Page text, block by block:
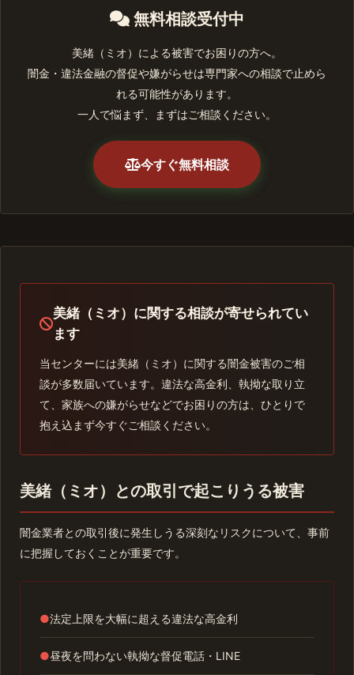
無料相談受付中
美緒（ミオ）による被害でお困りの方へ。
闇金・違法金融の督促や嫌がらせは専門家への相談で止めら
れる可能性があります。
一人で悩まず、まずはご相談ください。
今すぐ無料相談
美緒（ミオ）に関する相談が寄せられてい
ます
当センターには美緒（ミオ）に関する闇金被害のご相
談が多数届いています。違法な高金利、執拗な取り立
て、家族への嫌がらせなどでお困りの方は、ひとりで
抱え込まず今すぐご相談ください。
美緒（ミオ）との取引で起こりうる被害
闇金業者との取引後に発生しうる深刻なリスクについて、事前
に把握しておくことが重要です。
●法定上限を大幅に超える違法な高金利
●昼夜を問わない執拗な督促電話・LINE